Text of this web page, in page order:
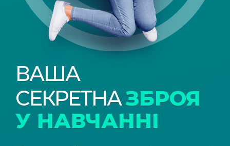
ВАША
СЕКРЕТНАЗБРОЯ
У НАВЧАННІ